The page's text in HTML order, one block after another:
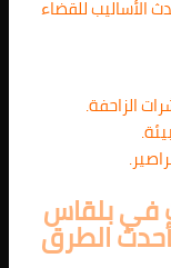
الأساليب للقضاء
الزاحفة.
في بلقاس
الطرق